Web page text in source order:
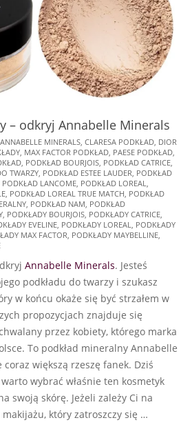
– odkryj Annabelle Minerals
ANNABELLE MINERALS CLARESA PODKŁAD DIOR
MAX FACTOR PODKŁAD PAESE PODKŁAD
PODKŁAD BOURJOIS PODKŁAD CATRICE
TWARZY PODKŁAD ESTEE LAUDER PODKŁAD
PODKŁAD LANCOME PODKŁAD LOREAL
PODKŁAD LOREAL TRUE MATCH PODKŁAD
PODKŁAD NAM PODKŁAD
PODKŁADY BOURJOIS PODKŁADY CATRICE
EVELINE PODKŁADY LOREAL
PODKŁADY
MAX FACTOR PODKŁADY MAYBELLINE
Annabelle Minerals. Jesteś
podkładu do twarzy i szukasz
w końcu okaże się być strzałem w
propozycjach znajduje się
przez kobiety, którego marka
To podkład mineralny Annabelle
większą rzeszę fanek. Dziś
wybrać właśnie ten kosmetyk
swoją skórę. Jeżeli zależy Ci na
który zatroszczy się …